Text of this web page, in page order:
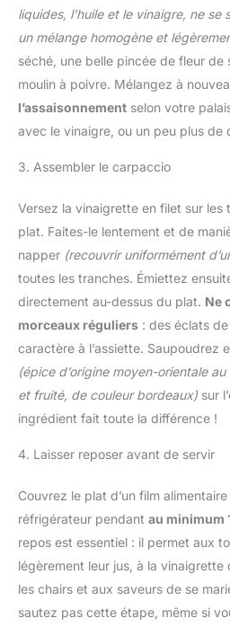
liquides, l’huile et le vinaigre, ne
un mélange homogène et
séché, une belle pincée de fleur de
moulin à poivre. Mélangez à
l’assaisonnement selon votre
avec le vinaigre, ou un peu plus de
3. Assembler le carpaccio
Versez la vinaigrette en filet sur les
plat. Faites-le lentement et de
napper (recouvrir uniformément
toutes les tranches. Émiettez
directement au-dessus du plat. Ne
morceaux réguliers : des éclats
caractère à l’assiette. Saupoudrez
(épice d’origine moyen-orientale
et fruité, de couleur bordeaux) sur
ingrédient fait toute la différence !
4. Laisser reposer avant de servir
Couvrez le plat d’un film
réfrigérateur pendant au minimum
repos est essentiel : il permet aux
légèrement leur jus, à la vinaigrette
les chairs et aux saveurs de se
sautez pas cette étape, même si